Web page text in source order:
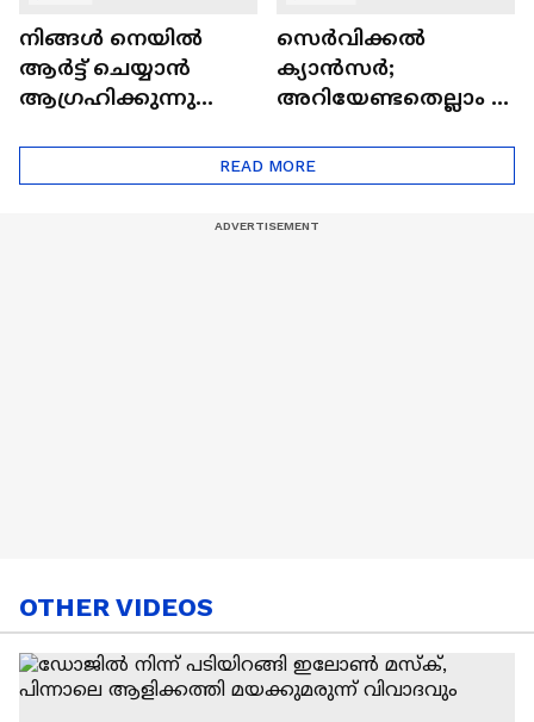
നിങ്ങൾ നെയിൽ
ആർട്ട് ചെയ്യാൻ
ആഗ്രഹിക്കുന്നുണ്ടോ
ട്രെൻഡിനെക്കുറിച്ച് |
Nail Art | Trends Cafe
സെർവിക്കൽ
ക്യാൻസർ;
അറിയേണ്ടതെല്ലാം |
Cancer
READ MORE
OTHER VIDEOS